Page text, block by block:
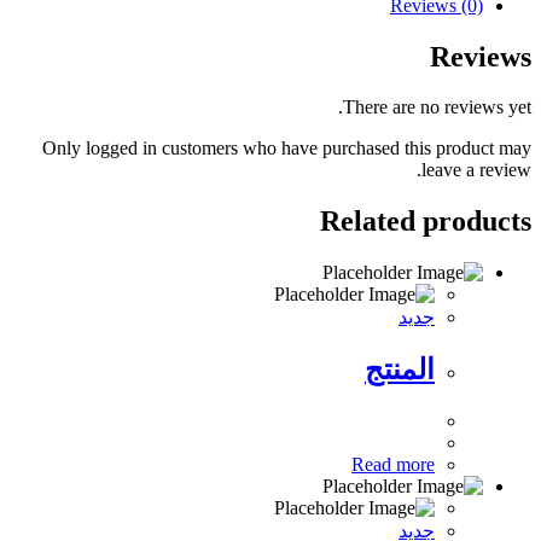
Reviews (0)
Reviews
There are no reviews yet.
Only logged in customers who have purchased this product may
leave a review.
Related products
جديد
المنتج
Read more
جديد